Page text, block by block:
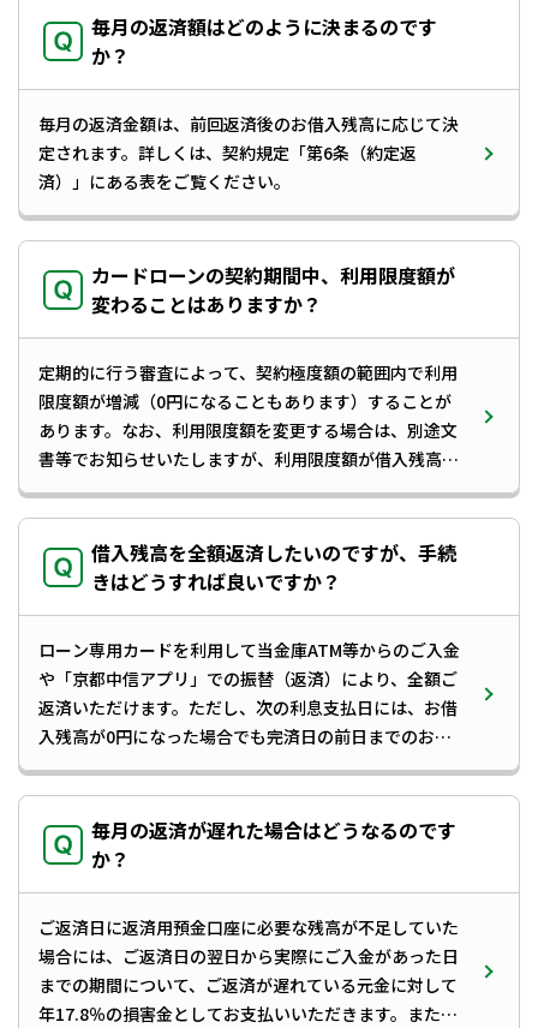
・カードローン専用のローンカードにより、ご利用限
度額の範囲内で、CD・ATMからご融資（ご出金）
する方法により、ご利用いただけます。
・ローンカードの初期暗証番号は、ご返済用預金口座
のキャッシュカードと同一番号を設定します。な
お、当金庫のATMで暗証番号を変更することも可能
です。
6.ご融資期間
3年（原則として自動更新となります）
固定金利
貸越極度額 ご融資利率 貸越極度額
710万円～800万円 年3.000% 210万円～290
510万円～600万円
410万円～500万円 年6.000%
310万円～400万円 年7.000%
毎月の返済額はどのように決まるのです
か？
毎月の返済金額は、前回返済後のお借入残高に応じて決
定されます。詳しくは、 契約規定「第6条（約定返
済）」にある表をご覧ください。
カードローンの契約期間中、利用限度額が
変わることはありますか？
定期的に行う審査によって、契約極度額の範囲内で利用
限度額が増減（0円になることもあります）することが
あります。なお、利用限度額を変更する場合は、別途文
書等でお知らせいたしますが、利用限度額が借入残高を
下回る場合は、以後はご返済のみとなります。ご不明な
点等の詳細については、お取引店へご相談ください。
借入残高を全額返済したいのですが、手続
きはどうすれば良いですか？
ローン専用カードを利用して当金庫ATM等からのご入金
や「京都中信アプリ」での振替（返済）により、全額ご
返済いただけます。ただし、次の利息支払日には、お借
入残高が0円になった場合でも完済日の前日までのお利
息がお借入残高として組み入れされますので、ご注意く
ださい。なお、このお利息を直ちに精算されたい場合や
ローン契約を解約される場合は、お取引店窓口でのお手
続きが必要です。
毎月の返済が遅れた場合はどうなるのです
か？
ご返済日に返済用預金口座に必要な残高が不足していた
場合には、ご返済日の翌日から実際にご入金があった日
までの期間について、ご返済が遅れている元金に対して
年17.8％の損害金としてお支払いいただきます。また、